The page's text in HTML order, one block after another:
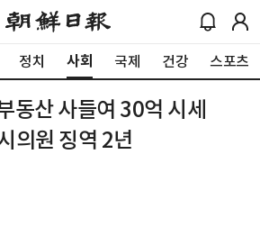
정치 사회 국제 건강 스포츠
동산 사들여 30억 시세
의원 징역 2년